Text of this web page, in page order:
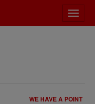
meniu
WE HAVE A POINT